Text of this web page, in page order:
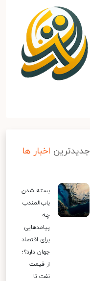
جدیدترین اخبار ها
بسته شدن
باب‌المندب
چه
پیامدهایی
برای اقتصاد
جهان دارد؟؛
از قیمت
نفت تا